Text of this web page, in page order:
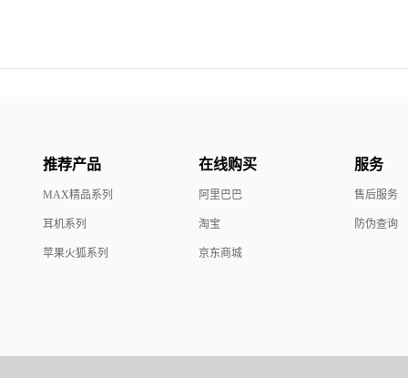
推荐产品
MAX精品系列
耳机系列
苹果火狐系列
在线购买
阿里巴巴
淘宝
京东商城
服务
售后服务
防伪查询